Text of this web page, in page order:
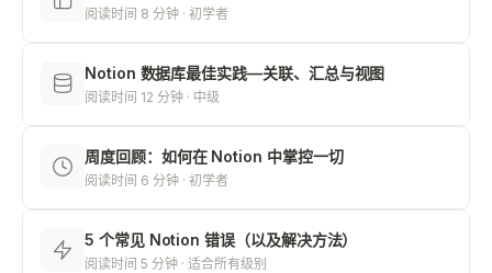
阅读时间 8 分钟 · 初学者
Notion 数据库最佳实践—关联、汇总与视图
阅读时间 12 分钟 · 中级
周度回顾：如何在 Notion 中掌控一切
阅读时间 6 分钟 · 初学者
5 个常见 Notion 错误（以及解决方法）
阅读时间 5 分钟 · 适合所有级别